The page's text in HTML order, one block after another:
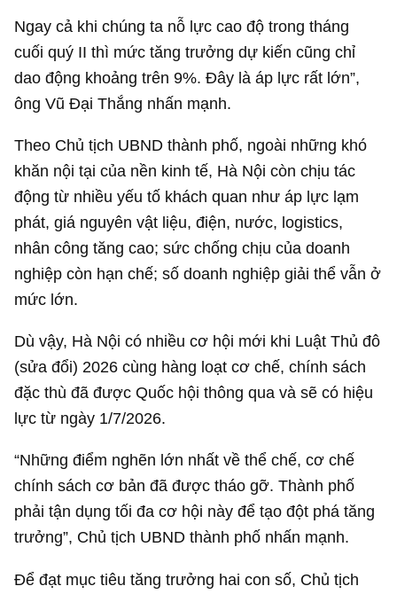
Ngay cả khi chúng ta nỗ lực cao độ trong tháng
cuối quý II thì mức tăng trưởng dự kiến cũng chỉ
dao động khoảng trên 9%. Đây là áp lực rất lớn”,
ông Vũ Đại Thắng nhấn mạnh.
Theo Chủ tịch UBND thành phố, ngoài những khó
khăn nội tại của nền kinh tế, Hà Nội còn chịu tác
động từ nhiều yếu tố khách quan như áp lực lạm
phát, giá nguyên vật liệu, điện, nước, logistics,
nhân công tăng cao; sức chống chịu của doanh
nghiệp còn hạn chế; số doanh nghiệp giải thể vẫn ở
mức lớn.
Dù vậy, Hà Nội có nhiều cơ hội mới khi Luật Thủ đô
(sửa đổi) 2026 cùng hàng loạt cơ chế, chính sách
đặc thù đã được Quốc hội thông qua và sẽ có hiệu
lực từ ngày 1/7/2026.
“Những điểm nghẽn lớn nhất về thể chế, cơ chế
chính sách cơ bản đã được tháo gỡ. Thành phố
phải tận dụng tối đa cơ hội này để tạo đột phá tăng
trưởng”, Chủ tịch UBND thành phố nhấn mạnh.
Để đạt mục tiêu tăng trưởng hai con số, Chủ tịch